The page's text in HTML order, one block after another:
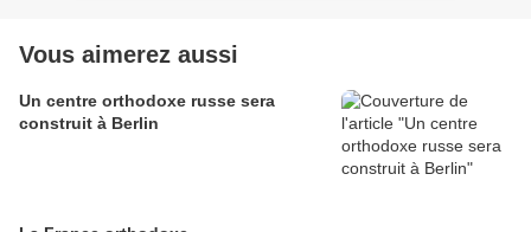
Vous aimerez aussi
Un centre orthodoxe russe sera
construit à Berlin